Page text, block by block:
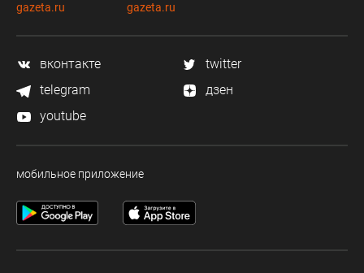
gazeta.ru
gazeta.ru
вконтакте
twitter
telegram
дзен
youtube
мобильное приложение